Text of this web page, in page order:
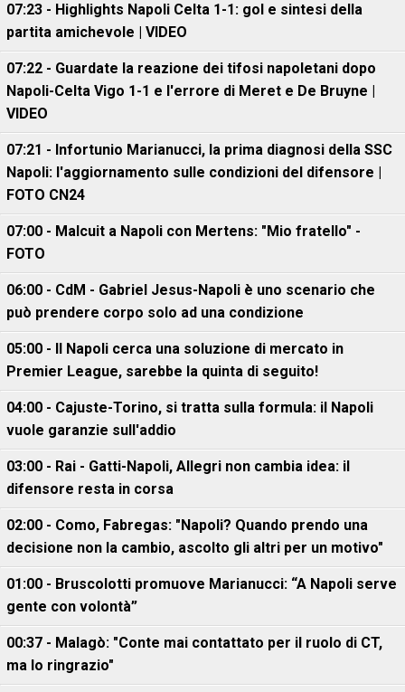
07:23 - Highlights Napoli Celta 1-1: gol e sintesi della
partita amichevole | VIDEO
07:22 - Guardate la reazione dei tifosi napoletani dopo
Napoli-Celta Vigo 1-1 e l'errore di Meret e De Bruyne |
VIDEO
07:21 - Infortunio Marianucci, la prima diagnosi della SSC
Napoli: l'aggiornamento sulle condizioni del difensore |
FOTO CN24
07:00 - Malcuit a Napoli con Mertens: "Mio fratello" -
FOTO
06:00 - CdM - Gabriel Jesus-Napoli è uno scenario che
può prendere corpo solo ad una condizione
05:00 - Il Napoli cerca una soluzione di mercato in
Premier League, sarebbe la quinta di seguito!
04:00 - Cajuste-Torino, si tratta sulla formula: il Napoli
vuole garanzie sull'addio
03:00 - Rai - Gatti-Napoli, Allegri non cambia idea: il
difensore resta in corsa
02:00 - Como, Fabregas: "Napoli? Quando prendo una
decisione non la cambio, ascolto gli altri per un motivo"
01:00 - Bruscolotti promuove Marianucci: “A Napoli serve
gente con volontà”
00:37 - Malagò: "Conte mai contattato per il ruolo di CT,
ma lo ringrazio"